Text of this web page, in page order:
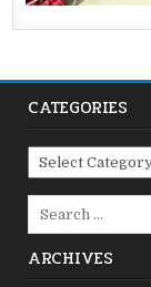
CATEGORIES
Categories
ARCHIVES